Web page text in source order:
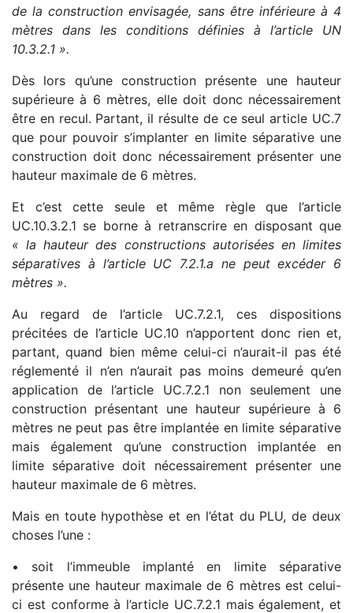
de la construction envisagée, sans être inférieure à 4
mètres dans les conditions définies à l’article UN
10.3.2.1 ».
Dès lors qu’une construction présente une hauteur
supérieure à 6 mètres, elle doit donc nécessairement
être en recul. Partant, il résulte de ce seul article UC.7
que pour pouvoir s’implanter en limite séparative une
construction doit donc nécessairement présenter une
hauteur maximale de 6 mètres.
Et c’est cette seule et même règle que l’article
UC.10.3.2.1 se borne à retranscrire en disposant que
« la hauteur des constructions autorisées en limites
séparatives à l’article UC 7.2.1.a ne peut excéder 6
mètres ».
Au regard de l’article UC.7.2.1, ces dispositions
précitées de l’article UC.10 n’apportent donc rien et,
partant, quand bien même celui-ci n’aurait-il pas été
réglementé il n’en n’aurait pas moins demeuré qu’en
application de l’article UC.7.2.1 non seulement une
construction présentant une hauteur supérieure à 6
mètres ne peut pas être implantée en limite séparative
mais également qu’une construction implantée en
limite séparative doit nécessairement présenter une
hauteur maximale de 6 mètres.
Mais en toute hypothèse et en l’état du PLU, de deux
choses l’une :
• soit l’immeuble implanté en limite séparative
présente une hauteur maximale de 6 mètres est celui-
ci est conforme à l’article UC.7.2.1 mais également, et